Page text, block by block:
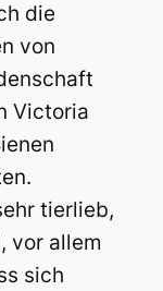
die
von
Victoria
tierlieb,
vor allem
sich